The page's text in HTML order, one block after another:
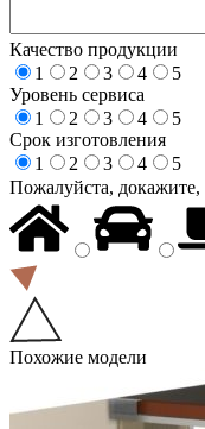
Качество продукции
1
2 3 4
5
Уровень сервиса
1
2 3 4
5
Срок изготовления
1
2 3 4
5
Пожалуйста,
Похожие модели